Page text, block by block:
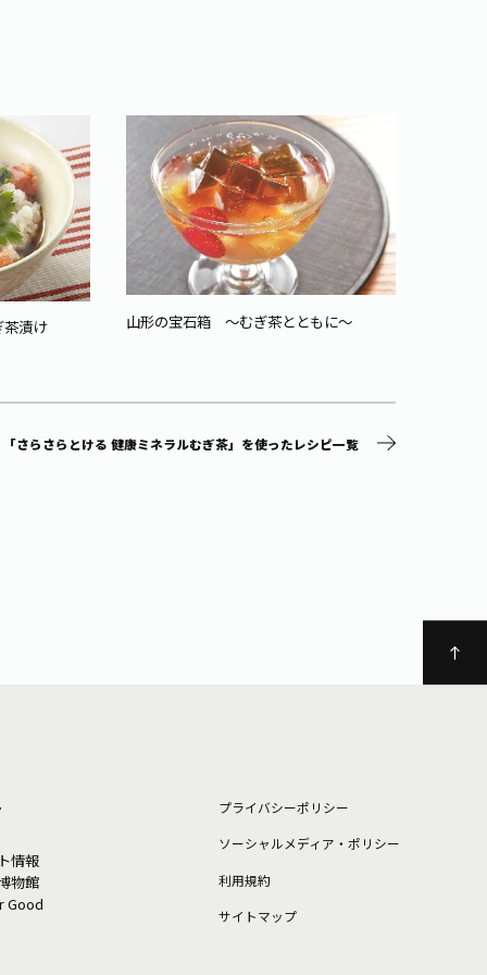
茶漬け 山形の宝石箱 ～むぎ茶とともに～
「さらさらとける 健康ミネラルむぎ茶」を使ったレシピ一覧
情報
物館
Good
プライバシーポリシー
ソーシャルメディア・ポリシー
利⽤規約
サイトマップ